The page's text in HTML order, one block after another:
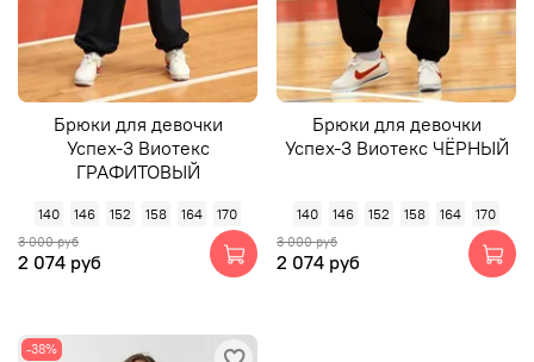
Брюки для девочки
Успех-3 Виотекс
ГРАФИТОВЫЙ
140 146 152 158 164 170
3 000 руб
2 074 руб
Брюки для девочки
Успех-3 Виотекс ЧЁРНЫЙ
140 146 152 158 164 170
3 000 руб
2 074 руб
-38%